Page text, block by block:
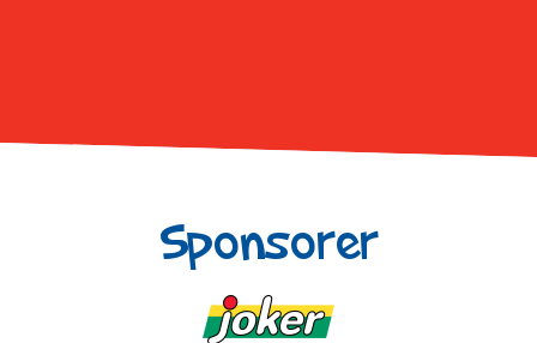
Sponsorer